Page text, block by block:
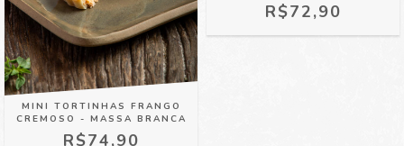
MINI TORTINHAS FRANGO
CREMOSO - MASSA BRANCA
R$74,90
R$72,90